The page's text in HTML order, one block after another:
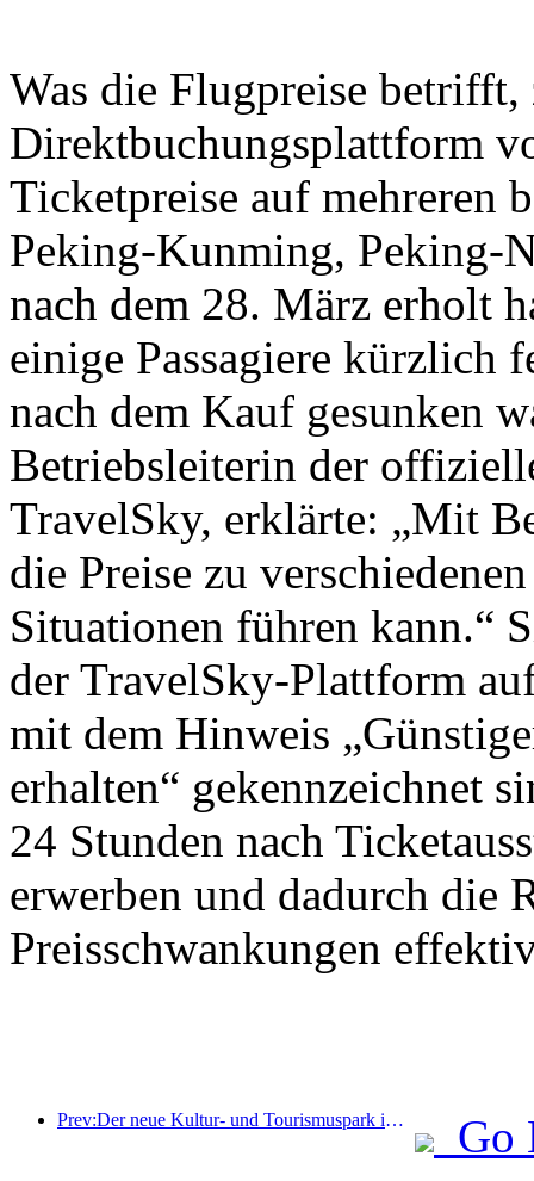
Was die Flugpreise
Direktbuchungsplattform
Ticketpreise auf mehreren
Peking-Kunming, Peking-
nach dem 28. März erholt
einige Passagiere kürzlich
nach dem Kauf gesunken
Betriebsleiterin der
TravelSky, erklärte: „Mit
die Preise zu
Situationen führen kann.“
der TravelSky-Plattform
mit dem Hinweis
erhalten“ gekennzeichnet
24 Stunden nach
erwerben und dadurch die
Preisschwankungen
Prev:Der neue Kultur- und Tourismuspark im Pekinger Unterzentrum, der Pinnacle Park, wird dieses Jahr offiziell eröffnet.
Go